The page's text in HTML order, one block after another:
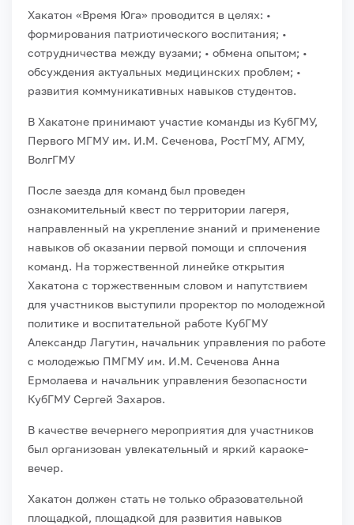
Хакатон «Время Юга» проводится в целях: •
формирования патриотического воспитания; •
сотрудничества между вузами; • обмена опытом; •
обсуждения актуальных медицинских проблем; •
развития коммуникативных навыков студентов.
В Хакатоне принимают участие команды из КубГМУ,
Первого МГМУ им. И.М. Сеченова, РостГМУ, АГМУ,
ВолгГМУ
После заезда для команд был проведен
ознакомительный квест по территории лагеря,
направленный на укрепление знаний и применение
навыков об оказании первой помощи и сплочения
команд. На торжественной линейке открытия
Хакатона с торжественным словом и напутствием
для участников выступили проректор по молодежной
политике и воспитательной работе КубГМУ
Александр Лагутин, начальник управления по работе
с молодежью ПМГМУ им. И.М. Сеченова Анна
Ермолаева и начальник управления безопасности
КубГМУ Сергей Захаров.
В качестве вечернего мероприятия для участников
был организован увлекательный и яркий караоке-
вечер.
Хакатон должен стать не только образовательной
площадкой, площадкой для развития навыков